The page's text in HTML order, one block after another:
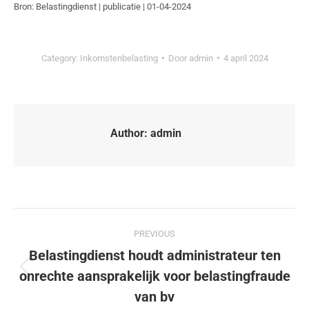
Bron: Belastingdienst | publicatie | 01-04-2024
Category: Inkomstenbelasting Door admin 4 april 2024
Author: admin
PREVIOUS
Belastingdienst houdt administrateur ten
onrechte aansprakelijk voor belastingfraude
van bv